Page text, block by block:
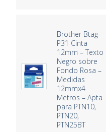
Brother Btag-
P31 Cinta
12mm – Texto
Negro sobre
Fondo Rosa –
Medidas
12mmx4
Metros – Apta
para PTN10,
PTN20,
PTN25BT